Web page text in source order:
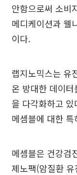
안함으로써 소비
메디케이션과 웰
이다.
랩지노믹스는 유
온 방대한 데이
을 다각화하고
메셈블에 대한
메셈블은 건강검
제노팩(암질환